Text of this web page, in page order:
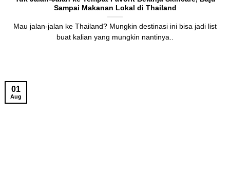
Sampai Makanan Lokal di Thailand
Mau jalan-jalan ke Thailand? Mungkin destinasi ini bisa jadi list
buat kalian yang mungkin nantinya..
01
Aug